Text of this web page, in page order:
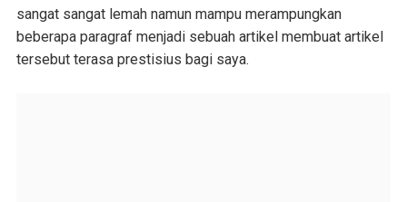
sangat sangat lemah namun mampu merampungkan
beberapa paragraf menjadi sebuah artikel membuat artikel
tersebut terasa prestisius bagi saya.